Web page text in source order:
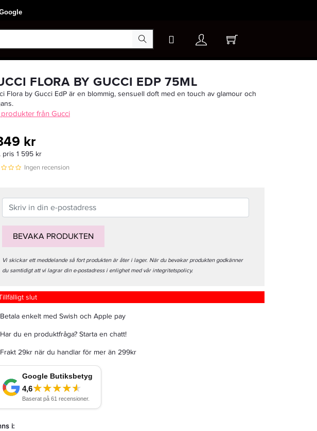
FLORA BY GUCCI EDP 75ML
Flora by Gucci EdP är en blommig, sensuell doft med en touch av glamour och
produkter från Gucci
kr
pris 1 595 kr
Ingen recension
BEVAKA PRODUKTEN
Vi skickar ett meddelande så fort produkten är åter i lager. När du bevakar produkten godkänner
du samtidigt att vi lagrar din e-postadress i enlighet med vår integritetspolicy.
slut
enkelt med Swish och Apple pay
du en produktfråga? Starta en chatt!
29kr när du handlar för mer än 299kr
i: